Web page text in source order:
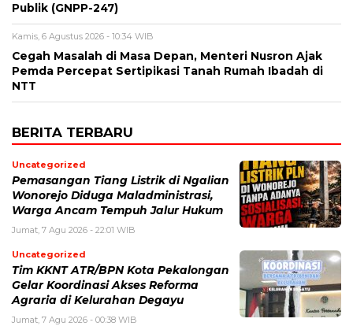
Publik (GNPP-247)
Kamis, 6 Agustus 2026 - 10:34 WIB
Cegah Masalah di Masa Depan, Menteri Nusron Ajak
Pemda Percepat Sertipikasi Tanah Rumah Ibadah di
NTT
BERITA TERBARU
Uncategorized
Pemasangan Tiang Listrik di Ngalian
Wonorejo Diduga Maladministrasi,
Warga Ancam Tempuh Jalur Hukum
Jumat, 7 Agu 2026 - 22:01 WIB
Uncategorized
Tim KKNT ATR/BPN Kota Pekalongan
Gelar Koordinasi Akses Reforma
Agraria di Kelurahan Degayu
Jumat, 7 Agu 2026 - 00:38 WIB